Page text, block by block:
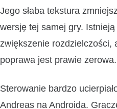
Jego słaba tekstura
wersję tej samej gry.
zwiększenie rozdzielczości,
poprawa jest prawie zerowa.
Sterowanie bardzo
Andreas na Androida.